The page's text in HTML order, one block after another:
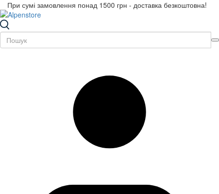
При сумі замовлення понад 1500 грн - доставка безкоштовна!